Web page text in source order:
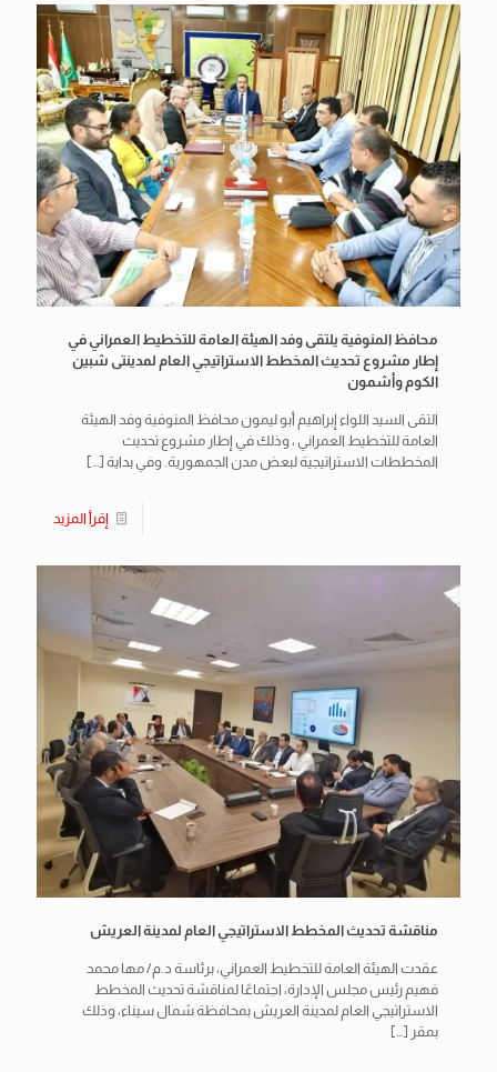
محافظ المنوفية يلتقى وفد الهيئة العامة للتخطيط العمراني في
إطار مشروع تحديث المخطط الاستراتيجي العام لمدينتى شبين
الكوم وأشمون
التقى السيد اللواء إبراهيم أبو ليمون محافظ المنوفية وفد الهيئة
العامة للتخطيط العمراني ، وذلك في إطار مشروع تحديث
المخططات الاستراتيجية لبعض مدن الجمهورية. وفي بداية […]
إقرأ المزيد
مناقشة تحديث المخطط الاستراتيجي العام لمدينة العريش
عقدت الهيئة العامة للتخطيط العمراني، برئاسة د.م/ مها محمد
فهيم رئيس مجلس الإدارة، اجتماعًا لمناقشة تحديث المخطط
الاستراتيجي العام لمدينة العريش بمحافظة شمال سيناء، وذلك
بمقر […]